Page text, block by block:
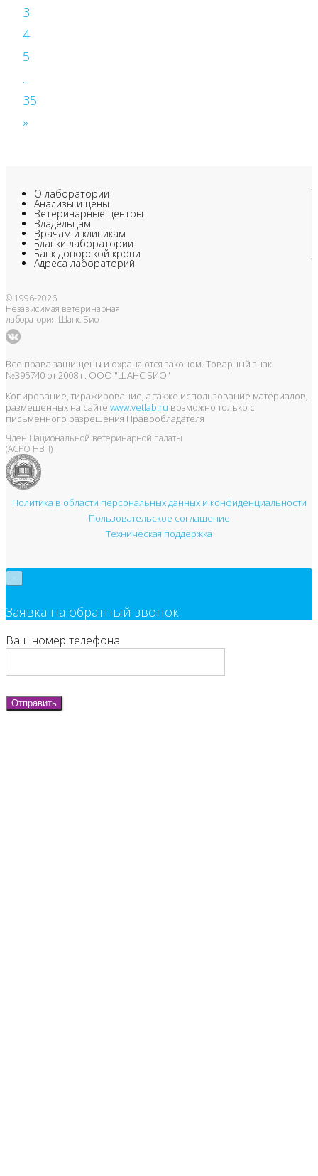
3
4
5
...
35
»
О лаборатории
Анализы и цены
Ветеринарные центры
Владельцам
Врачам и клиникам
Бланки лаборатории
Банк донорской крови
Адреса лабораторий
© 1996-2026
Независимая ветеринарная
лаборатория Шанс Био
Все права защищены и охраняются законом. Товарный знак
№395740 от 2008 г. ООО "ШАНС БИО"
Копирование, тиражирование, а также использование материалов,
размещенных на сайте www.vetlab.ru возможно только с
письменного разрешения Правообладателя
Член Национальной ветеринарной палаты
(АСРО НВП)
Политика в области персональных данных и конфиденциальности
Пользовательское соглашение
Техническая поддержка
Заявка на обратный звонок
Ваш номер телефона
Отправить